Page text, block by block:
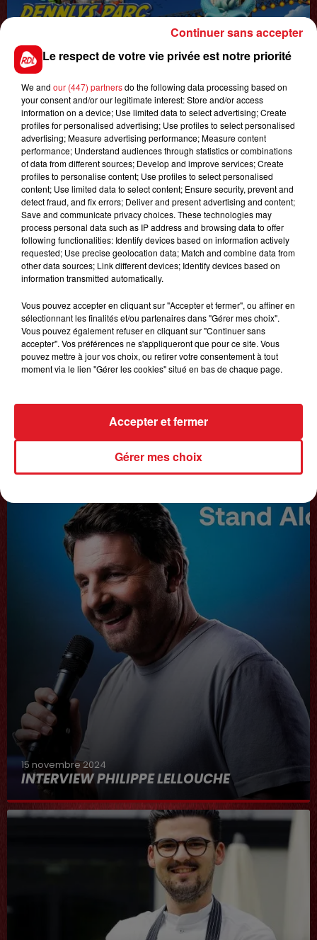
1er août 2026
GAGNEZ VOS ENTRÉES POUR TOUTE LA
FAMILLE À DENNLYS PARC !
LES PODCASTS
𝗙𝗿𝗲́𝗱𝗲́𝗿𝗶𝗰 𝗙𝗿𝗮𝗻𝗰̧𝗼𝗶𝘀
15 novembre 2024
INTERVIEW PHILIPPE LELLOUCHE
Le respect de votre vie privée est notre priorité
We and our (447) partnersdo the following data processing based on
your consent and/or our legitimate interest: Store and/or access
information on a device; Use limited data to select advertising; Create
profiles for personalised advertising; Use profiles to select personalised
advertising; Measure advertising performance; Measure content
performance; Understand audiences through statistics or combinations
of data from different sources; Develop and improve services; Create
profiles to personalise content; Use profiles to select personalised
content; Use limited data to select content; Ensure security, prevent and
detect fraud, and fix errors; Deliver and present advertising and content;
Save and communicate privacy choices. These technologies may
process personal data such as IP address and browsing data to offer
following functionalities: Identify devices based on information actively
requested; Use precise geolocation data; Match and combine data from
other data sources; Link different devices; Identify devices based on
information transmitted automatically.
Vous pouvez accepter en cliquant sur "Accepter et fermer", ou affiner en
sélectionnant les finalités et/ou partenaires dans "Gérer mes choix".
Vous pouvez également refuser en cliquant sur "Continuer sans
accepter". Vos préférences ne s'appliqueront que pour ce site. Vous
pouvez mettre à jour vos choix, ou retirer votre consentement à tout
moment via le lien "Gérer les cookies" situé en bas de chaque page.
Gérer mes choix
Accepter et fermer
Continuer sans accepter